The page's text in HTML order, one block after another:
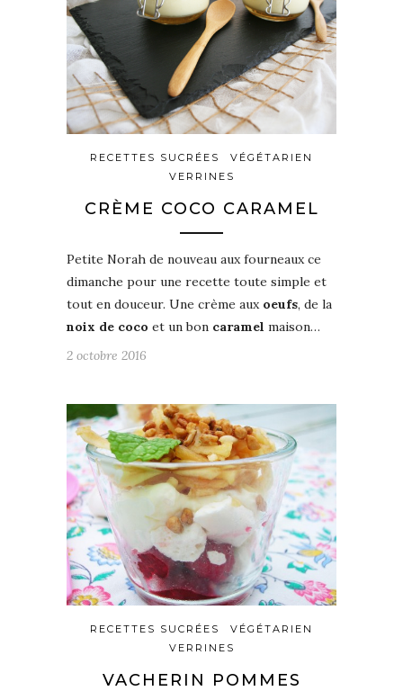
RECETTES SUCRÉES
VÉGÉTARIEN
VERRINES
CRÈME COCO CARAMEL
Petite Norah de nouveau aux fourneaux ce
dimanche pour une recette toute simple et
tout en douceur. Une crème aux oeufs, de la
noix de coco et un bon caramel maison…
2 octobre 2016
RECETTES SUCRÉES
VÉGÉTARIEN
VERRINES
VACHERIN POMMES